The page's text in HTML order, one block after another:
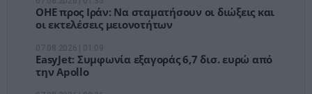
ΟΗΕ προς Ιράν: Να σταματήσουν οι διώξεις και
οι εκτελέσεις μειονοτήτων
EasyJet: Συμφωνία εξαγοράς 6,7 δισ. ευρώ από
την Apollo